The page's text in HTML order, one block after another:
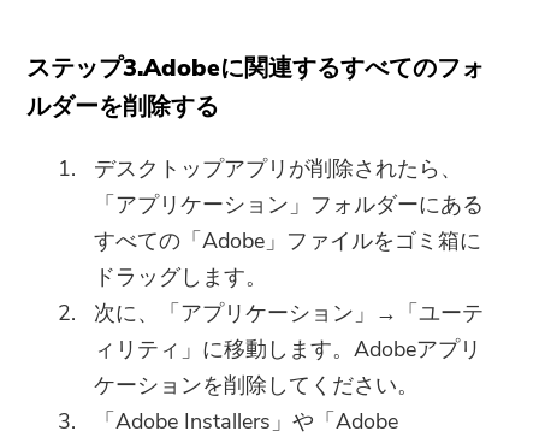
ステップ3.Adobeに関連するすべてのフォ
ルダーを削除する
デスクトップアプリが削除されたら、
「アプリケーション」フォルダーにある
すべての「Adobe」ファイルをゴミ箱に
ドラッグします。
次に、「アプリケーション」→「ユーテ
ィリティ」に移動します。Adobeアプリ
ケーションを削除してください。
「Adobe Installers」や「Adobe
ご購読ありがとうございます！
ダウンロードリンクとクーポンコー
た。購入ボタンをクリックして、ソ
フトウェアを直接購入することもで
きます。
今すぐ購入